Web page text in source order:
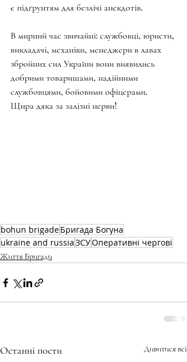
є підґрунтям для безлічі анекдотів.
В мирний час звичайні: службовці, юристи,
викладачі, механіки, менеджери в лавах
збройних сил України вони виявились
добрими товаришами, надійними
службовцями, бойовими офіцерами.
Щира дяка за залізні нерви!
bohun brigadeБригада Богуна
ukraine and russiaЗСУОперативні чергові
Життя Бригади
Останні пости Дивитися всі